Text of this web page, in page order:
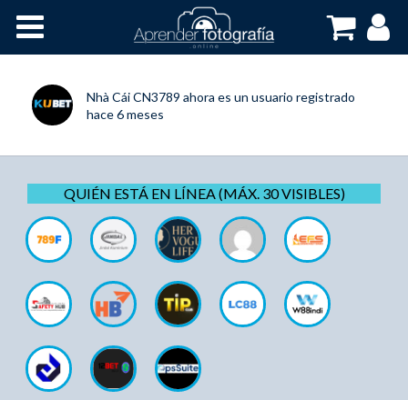
Cursos OnLine
Nhà Cái CN3789 ahora es un usuario registrado
hace 6 meses
QUIÉN ESTÁ EN LÍNEA (MÁX. 30 VISIBLES)